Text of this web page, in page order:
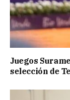
Juegos
selección de